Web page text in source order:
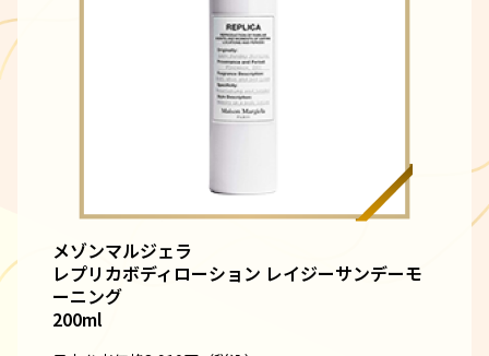
メゾンマルジェラ
レプリカボディローション レイジーサンデーモ
ーニング
200ml